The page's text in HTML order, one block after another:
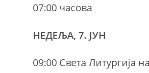
07:00 часова
НЕДЕЉА, 7. ЈУН
09:00 Света Литургија